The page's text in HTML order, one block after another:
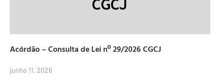
Acórdão – Consulta de Lei nº 29/2026 CGCJ
junho 11, 2026